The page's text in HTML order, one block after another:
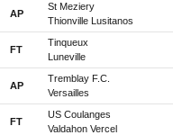
AP
St Meziery
Thionville Lusitanos
FT
Tinqueux
Luneville
AP
Tremblay F.C.
Versailles
FT
US Coulanges
Valdahon Vercel